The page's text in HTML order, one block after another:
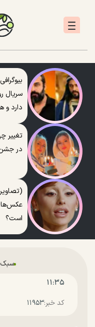
سریال
دارد
تغییر
در جشن تولد ۲۲
عکس‌های
است؟
سبک
۱۱:۳۵
کد خبر:۱۱۹۵۳